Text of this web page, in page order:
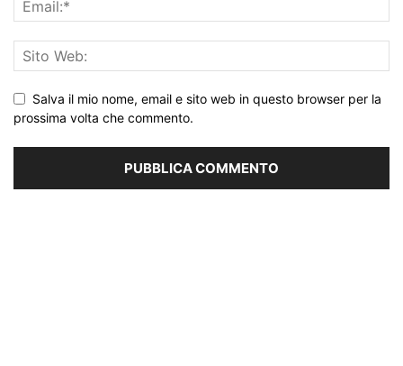
Salva il mio nome, email e sito web in questo browser per la
prossima volta che commento.